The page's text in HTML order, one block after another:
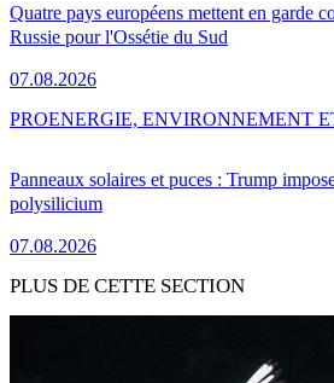
Quatre pays européens mettent en garde
Russie pour l'Ossétie du Sud
07.08.2026
Panneaux solaires et puces : Trump
polysilicium
07.08.2026
PROENERGIE, ENVIRONNEMENT
PLUS DE CETTE SECTION